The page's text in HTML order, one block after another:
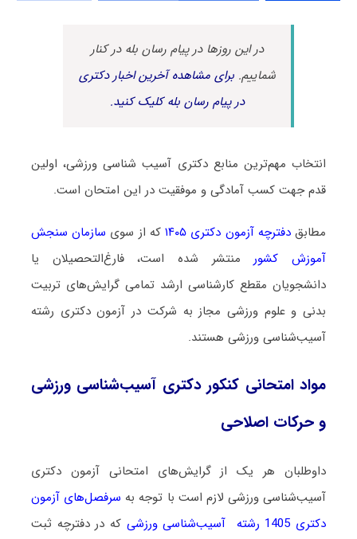
در این روزها در پیام رسان بله در کنار
شماییم.برای مشاهده آخرین اخبار دکتری
در پیام رسان بله کلیک کنید.
انتخاب مهم‌ترین منابع دکتری آسیب‌ شناسی ورزشی، اولین
قدم جهت کسب آمادگی و موفقیت در این امتحان است.
مطابقدفترچه آزمون دکتری ۱۴۰۵ که از سوی سازمان سنجش
آموزش کشورمنتشر شده است، فارغ‌التحصیلان یا
دانشجویان مقطع کارشناسی ارشد تمامی گرایش‌های تربیت
بدنی و علوم ورزشی مجاز به شرکت در آزمون دکتری رشته
آسیب‌شناسی ورزشی هستند.
مواد امتحانی کنکور دکتری آسیب‌شناسی ورزشی
و حرکات اصلاحی
داوطلبان هر یک از گرایش‌های امتحانی آزمون دکتری
آسیب‌شناسی ورزشی لازم است با توجه به سرفصل‌های آزمون
دکتری 1405 رشته آسیب‌شناسی ورزشی
که در دفترچه ثبت